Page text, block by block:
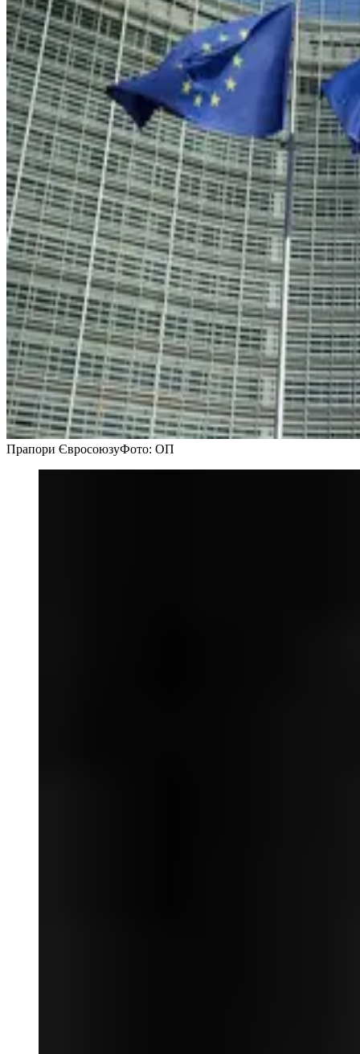
Прапори ЄвросоюзуФото: ОП